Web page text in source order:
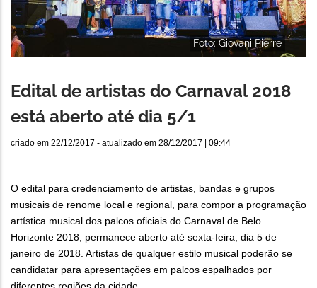
Foto: Giovani Pierre
Edital de artistas do Carnaval 2018
está aberto até dia 5/1
criado em 22/12/2017 - atualizado em 28/12/2017 | 09:44
O edital para credenciamento de artistas, bandas e grupos
musicais de renome local e regional, para compor a programação
artística musical dos palcos oficiais do Carnaval de Belo
Horizonte 2018, permanece aberto até sexta-feira, dia 5 de
janeiro de 2018. Artistas de qualquer estilo musical poderão se
candidatar para apresentações em palcos espalhados por